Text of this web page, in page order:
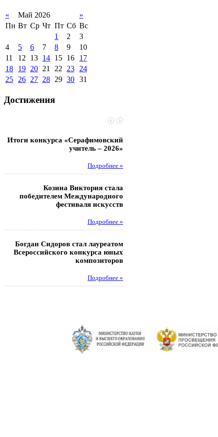
« Май 2026
»
Пн Вт Ср Чт Пт Сб Вс
1
2
3
4
5 6 7 8 9
10
11
12 13 14 15 16
17
18
19 20 21 22 23 24
25 26 27 28 29 30 31
Достижения
Итоги конкурса «Серафимовский
учитель – 2026»
Подробнее »
Козина Виктория стала
победителем Международного
фестиваля искусств
Подробнее »
Богдан Сидоров стал лауреатом
Всероссийского конкурса юных
композиторов
Подробнее »